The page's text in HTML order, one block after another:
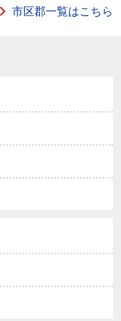
市区郡一覧はこちら